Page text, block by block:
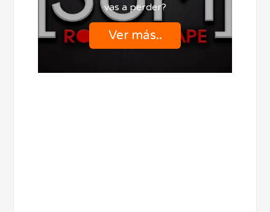
vas a perder?
Ver más..